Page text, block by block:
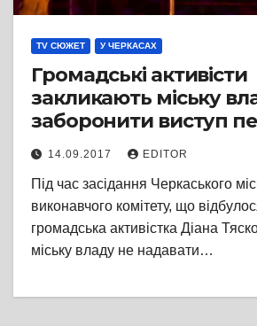
TV СЮЖЕТ У ЧЕРКАСАХ
Громадські активісти
закликають міську
заборонити виступ
цирку у Черкасах
14.09.2017 EDITOR
Під час засідання Черкаського
виконавчого комітету, що
громадська активістка Діана
міську владу не надавати…